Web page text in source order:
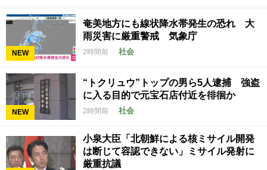
NEW
奄美地方にも線状降水帯発生の恐れ 大
雨災害に厳重警戒 気象庁
2時間前 社会
NEW
“トクリュウ”トップの男ら5人逮捕 強盗
に入る目的で元宝石店付近を徘徊か
2時間前 社会
小泉大臣「北朝鮮による核ミサイル開発
は断じて容認できない」ミサイル発射に
厳重抗議